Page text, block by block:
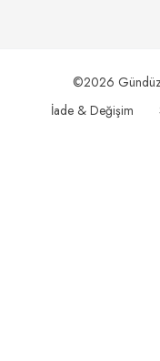
©2026 Gündüz
İade & Değişim